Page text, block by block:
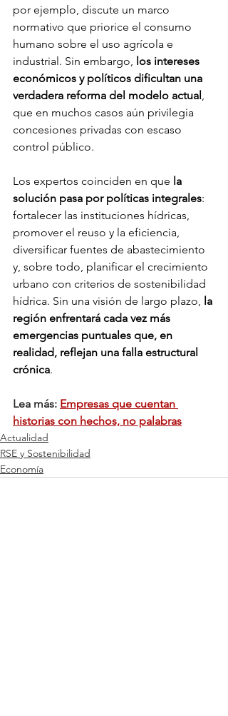
por ejemplo, discute un marco
normativo que priorice el consumo
humano sobre el uso agrícola e
industrial. Sin embargo, los intereses
económicos y políticos dificultan una
verdadera reforma del modelo actual,
que en muchos casos aún privilegia
concesiones privadas con escaso
control público.
Los expertos coinciden en que la
solución pasa por políticas integrales:
fortalecer las instituciones hídricas,
promover el reuso y la eficiencia,
diversificar fuentes de abastecimiento
y, sobre todo, planificar el crecimiento
urbano con criterios de sostenibilidad
hídrica. Sin una visión de largo plazo, la
región enfrentará cada vez más
emergencias puntuales que, en
realidad, reflejan una falla estructural
crónica.
Lea más: Empresas que cuentan
historias con hechos, no palabras
Actualidad
RSE y Sostenibilidad
Economía